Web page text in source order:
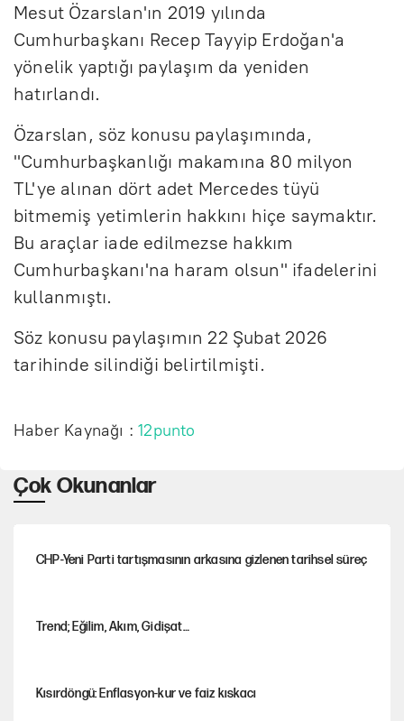
Mesut Özarslan'ın 2019 yılında
Cumhurbaşkanı Recep Tayyip Erdoğan'a
yönelik yaptığı paylaşım da yeniden
hatırlandı.
Özarslan, söz konusu paylaşımında,
"Cumhurbaşkanlığı makamına 80 milyon
TL'ye alınan dört adet Mercedes tüyü
bitmemiş yetimlerin hakkını hiçe saymaktır.
Bu araçlar iade edilmezse hakkım
Cumhurbaşkanı'na haram olsun" ifadelerini
kullanmıştı.
Söz konusu paylaşımın 22 Şubat 2026
tarihinde silindiği belirtilmişti.
Haber Kaynağı :12punto
Çok Okunanlar
CHP-Yeni Parti tartışmasının arkasına gizlenen tarihsel süreç
Trend; Eğilim, Akım, Gidişat…
Kısırdöngü: Enflasyon-kur ve faiz kıskacı